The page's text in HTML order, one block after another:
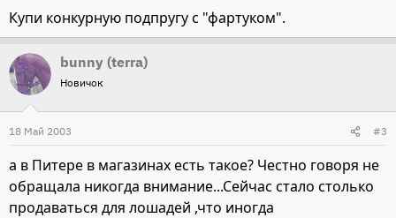
Купи конкурную подпругу с "фартуком".
bunny (terra)
Новичок
18 Май 2003 #3
а в Питере в магазинах есть такое? Честно говоря не
обращала никогда внимание...Сейчас стало столько
продаваться для лошадей ,что иногда